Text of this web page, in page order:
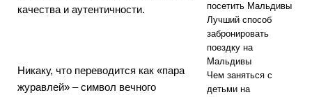
качества и аутентичности.
Никаку, что переводится как «пара
журавлей» – символ вечного
посетить Мальдивы
Лучший способ
забронировать
поездку на
Мальдивы
Чем заняться с
детьми на